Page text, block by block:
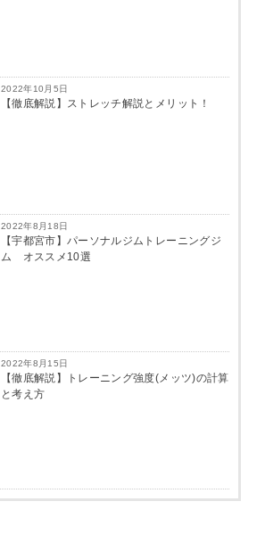
2022年10月5日
【徹底解説】ストレッチ解説とメリット！
2022年8月18日
【宇都宮市】パーソナルジムトレーニングジ
ム オススメ10選
2022年8月15日
【徹底解説】トレーニング強度(メッツ)の計算
と考え方